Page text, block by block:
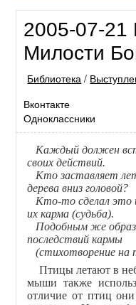
2005-07-21
Милости
Библиотека /
Вконтакте
Одноклассники
Каждый должен
своих действий.
Кто заставляет
дерева вниз головой?
Кто-то сделал это
их карма (судьба).
Подобным же
последствий кармы
(стихотворение на
Птицы летают в
мыши также
отличие от птиц